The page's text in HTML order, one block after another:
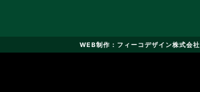
WEB制作：フィーコデザイン株式会社